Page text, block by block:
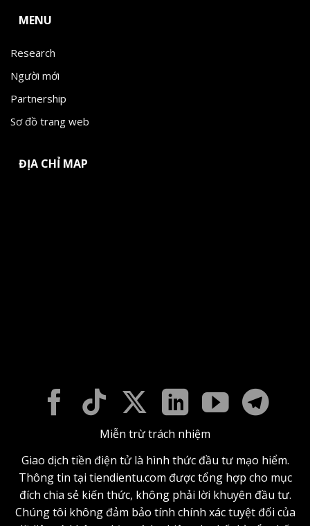
MENU
Research
Người mới
Partnership
Sơ đồ trang web
ĐỊA CHỈ MAP
Miễn trừ trách nhiệm
Giao dịch tiền điện tử là hình thức đầu tư mạo hiểm.
Thông tin tại tiendientu.com được tổng hợp cho mục
đích chia sẻ kiến thức, không phải lời khuyên đầu tư.
Chúng tôi không đảm bảo tính chính xác tuyệt đối của